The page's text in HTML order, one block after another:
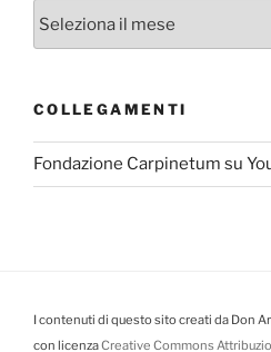
Archivi
COLLEGAMENTI
Fondazione Carpinetum su
I contenuti di questo sito creati da Don
con licenzaCreative Commons